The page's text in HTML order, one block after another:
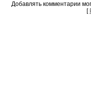
Добавлять комментарии
[